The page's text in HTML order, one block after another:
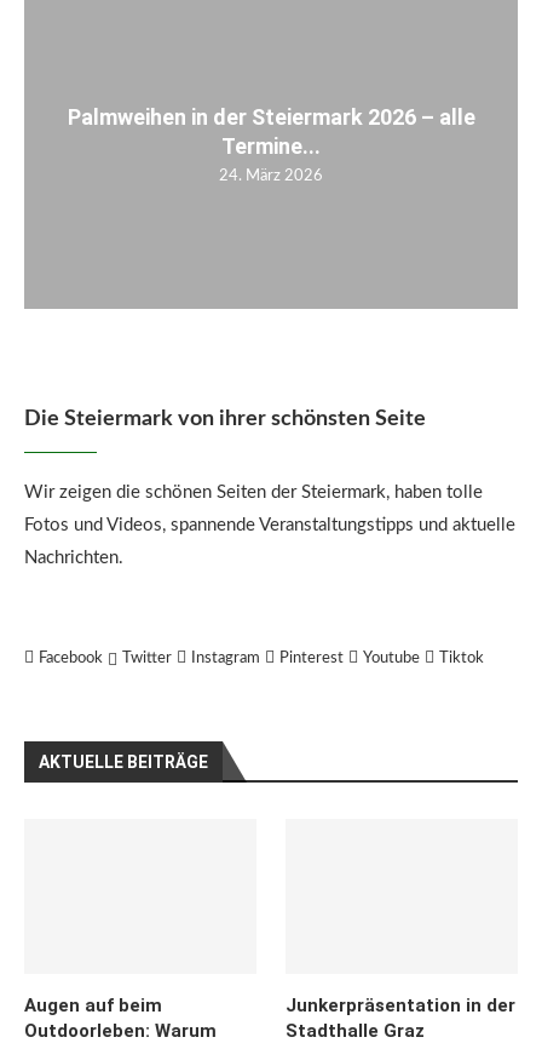
Palmweihen in der Steiermark 2026 – alle
Termine...
24. März 2026
Die Steiermark von ihrer schönsten Seite
Wir zeigen die schönen Seiten der Steiermark, haben tolle
Fotos und Videos, spannende Veranstaltungstipps und aktuelle
Nachrichten.
Facebook Twitter Instagram Pinterest Youtube Tiktok
AKTUELLE BEITRÄGE
Augen auf beim
Outdoorleben: Warum
Junkerpräsentation in der
Stadthalle Graz